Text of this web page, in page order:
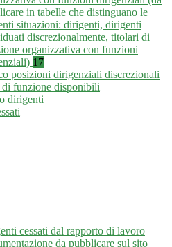
in tabelle che distinguano le
situazioni: dirigenti, dirigenti
discrezionalmente, titolari di
organizzativa con funzioni
17
posizioni dirigenziali discrezionali
di funzione disponibili
dirigenti
cessati dal rapporto di lavoro
da pubblicare sul sito